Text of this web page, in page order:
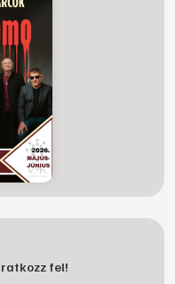
fel!